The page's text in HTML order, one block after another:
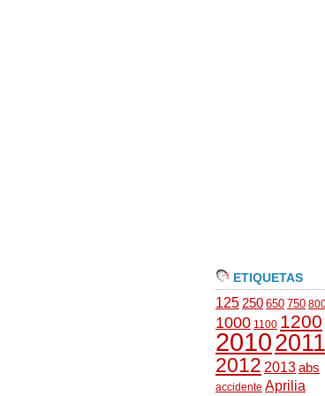
ETIQUETAS
125 250 650 750
1000 1100 1200
20102011
2012 2013abs
accidente Aprilia